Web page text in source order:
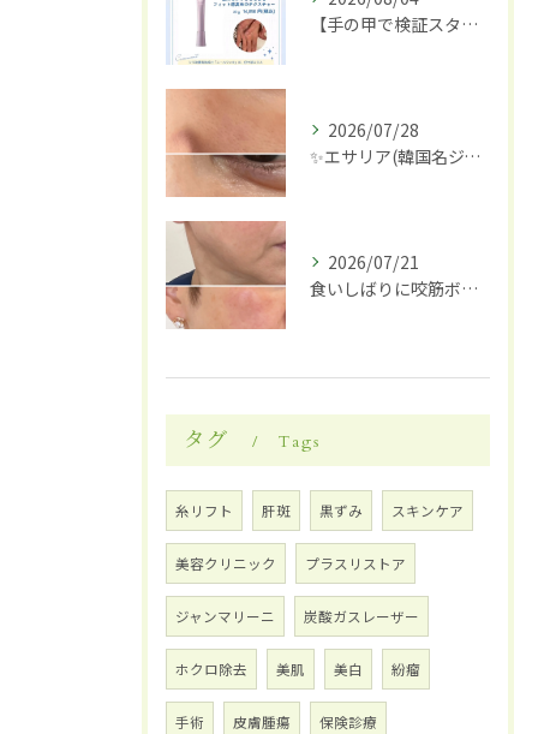
【手の甲で検証スタート】✋✨
2026/07/28
✨エサリア(韓国名ジュブアセル)導入します✨
2026/07/21
食いしばりに咬筋ボトックス
タグ Tags
糸リフト 肝斑 黒ずみ スキンケア
美容クリニック プラスリストア
ジャンマリーニ 炭酸ガスレーザー
ホクロ除去 美肌 美白 紛瘤
手術 皮膚腫瘍 保険診療